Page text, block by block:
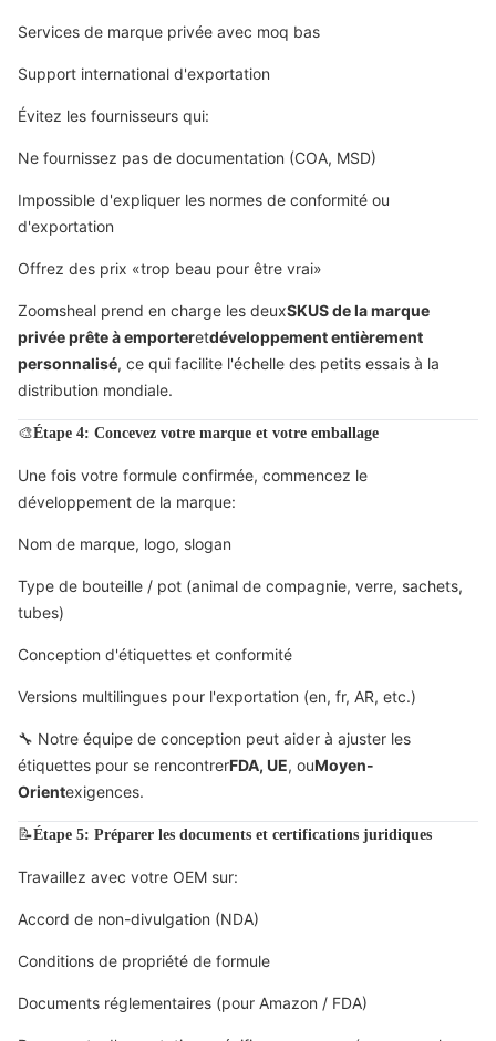
Services de marque privée avec moq bas
Support international d'exportation
Évitez les fournisseurs qui:
Ne fournissez pas de documentation (COA, MSD)
Impossible d'expliquer les normes de conformité ou
d'exportation
Offrez des prix «trop beau pour être vrai»
Zoomsheal prend en charge les deuxSKUS de la marque
privée prête à emporteretdéveloppement entièrement
personnalisé, ce qui facilite l'échelle des petits essais à la
distribution mondiale.
🎨Étape 4: Concevez votre marque et votre emballage
Une fois votre formule confirmée, commencez le
développement de la marque:
Nom de marque, logo, slogan
Type de bouteille / pot (animal de compagnie, verre, sachets,
tubes)
Conception d'étiquettes et conformité
Versions multilingues pour l'exportation (en, fr, AR, etc.)
🔧 Notre équipe de conception peut aider à ajuster les
étiquettes pour se rencontrerFDA, UE, ouMoyen-
Orientexigences.
📝Étape 5: Préparer les documents et certifications juridiques
Travaillez avec votre OEM sur:
Accord de non-divulgation (NDA)
Conditions de propriété de formule
Documents réglementaires (pour Amazon / FDA)